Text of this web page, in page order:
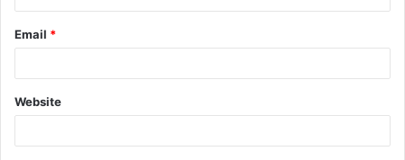
Email *
Website